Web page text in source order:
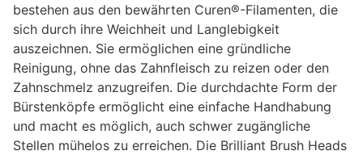
bestehen aus den bewährten Curen®-Filamenten, die
sich durch ihre Weichheit und Langlebigkeit
auszeichnen. Sie ermöglichen eine gründliche
Reinigung, ohne das Zahnfleisch zu reizen oder den
Zahnschmelz anzugreifen. Die durchdachte Form der
Bürstenköpfe ermöglicht eine einfache Handhabung
und macht es möglich, auch schwer zugängliche
Stellen mühelos zu erreichen. Die Brilliant Brush Heads